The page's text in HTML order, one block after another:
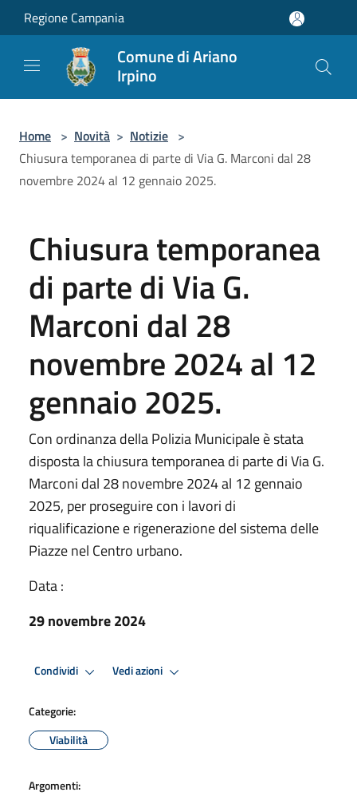
Salta al contenuto principale
Regione Campania
Comune di Ariano
Irpino
Home > Novità > Notizie >
Chiusura temporanea di parte di Via G. Marconi dal 28
novembre 2024 al 12 gennaio 2025.
Chiusura temporanea
di parte di Via G.
Marconi dal 28
novembre 2024 al 12
gennaio 2025.
Con ordinanza della Polizia Municipale è stata
disposta la chiusura temporanea di parte di Via G.
Marconi dal 28 novembre 2024 al 12 gennaio
2025, per proseguire con i lavori di
riqualificazione e rigenerazione del sistema delle
Piazze nel Centro urbano.
Data :
29 novembre 2024
Condividi Vedi azioni
Categorie:
Viabilità
Argomenti: